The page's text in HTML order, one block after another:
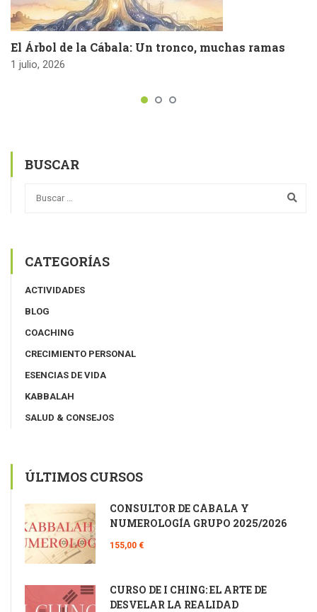
El Árbol de la Cábala: Un tronco, muchas ramas
1 julio, 2026
BUSCAR
CATEGORÍAS
ACTIVIDADES
BLOG
COACHING
CRECIMIENTO PERSONAL
ESENCIAS DE VIDA
KABBALAH
SALUD & CONSEJOS
ÚLTIMOS CURSOS
CONSULTOR DE CÁBALA Y
NUMEROLOGÍA GRUPO 2025/2026
155,00 €
CURSO DE I CHING: EL ARTE DE
DESVELAR LA REALIDAD